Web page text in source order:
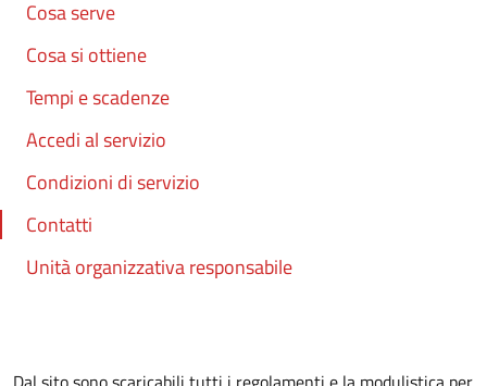
Cosa serve
Cosa si ottiene
Tempi e scadenze
Accedi al servizio
Condizioni di servizio
Contatti
Unità organizzativa responsabile